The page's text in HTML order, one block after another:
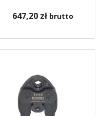
647,20 zł brutto